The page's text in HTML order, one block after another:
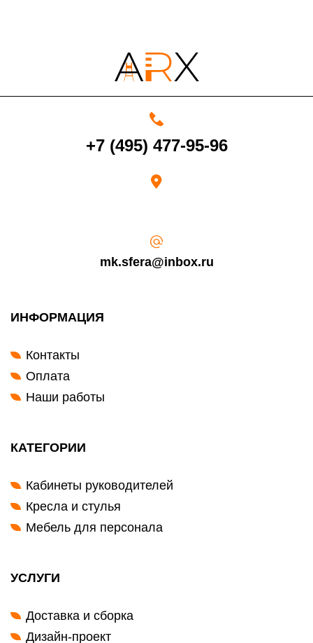
Срок возврата товара надлежащего качества составляет 30 дней с
Возврат переведенных средств производится на Ваш банковский
+7 (495) 477-95-96
mk.sfera@inbox.ru
ИНФОРМАЦИЯ
Контакты
Оплата
Наши работы
КАТЕГОРИИ
Кабинеты руководителей
Кресла и стулья
Мебель для персонала
УСЛУГИ
Доставка и сборка
Дизайн-проект